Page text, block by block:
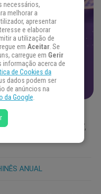
QUE
e escolha um
1993, 1981, 1969, 1957,
ANUAL
necessários,
melhorar a
apresentar
e elaborar
a utilização de
em Aceitar. Se
carregue em Gerir
informação acerca de
de Cookies da
dados podem ser
de anúncios na
da Google.